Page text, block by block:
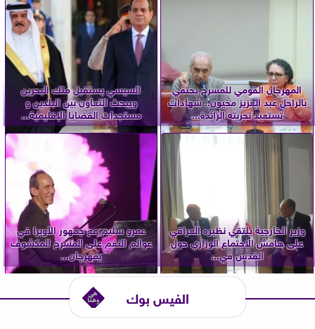
المهرجان القومي للمسرح يحتفي
بالراحل عبد العزيز مخيون.. شهادات
تستعيد تجربته الرائدة...
السيسي يستقبل ملك البحرين
ويبحث التعاون بين البلدين و
مستجدات القضايا الإقليمية...
وزير الخارجية يلتقي نظيره العراقي
على هامش الاجتماع الوزاري حول
القدس في...
عمرو سليم مع جمهور الأوبرا في
عوالم النغم على المسرح المكشوف
بمهرجان...
الفيس بوك